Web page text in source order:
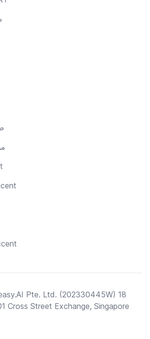
Pte. Ltd. (202330445W) 18
Cross Street Exchange, Singapore